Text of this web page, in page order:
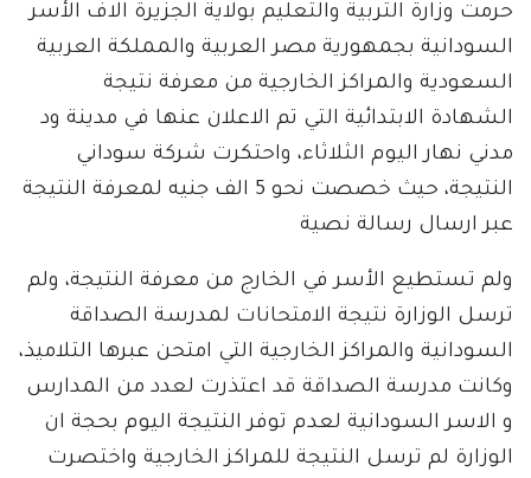
حرمت وزارة التربية والتعليم بولاية الجزيرة الاف الأسر
السودانية بجمهورية مصر العربية والمملكة العربية
السعودية والمراكز الخارجية من معرفة نتيجة
الشهادة الابتدائية التي تم الاعلان عنها في مدينة ود
مدني نهار اليوم الثلاثاء، واحتكرت شركة سوداني
النتيجة، حيث خصصت نحو 5 الف جنيه لمعرفة النتيجة
عبر ارسال رسالة نصية
ولم تستطيع الأسر في الخارج من معرفة النتيجة، ولم
ترسل الوزارة نتيجة الامتحانات لمدرسة الصداقة
السودانية والمراكز الخارجية التي امتحن عبرها التلاميذ،
وكانت مدرسة الصداقة قد اعتذرت لعدد من المدارس
و الاسر السودانية لعدم توفر النتيجة اليوم بحجة ان
الوزارة لم ترسل النتيجة للمراكز الخارجية واختصرت